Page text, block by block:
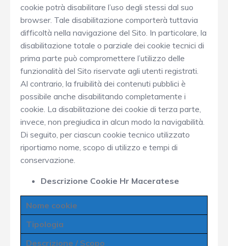
cookie potrà disabilitare l’uso degli stessi dal suo
browser. Tale disabilitazione comporterà tuttavia
difficoltà nella navigazione del Sito. In particolare, la
disabilitazione totale o parziale dei cookie tecnici di
prima parte può compromettere l’utilizzo delle
funzionalità del Sito riservate agli utenti registrati.
Al contrario, la fruibilità dei contenuti pubblici è
possibile anche disabilitando completamente i
cookie. La disabilitazione dei cookie di terza parte,
invece, non pregiudica in alcun modo la navigabilità.
Di seguito, per ciascun cookie tecnico utilizzato
riportiamo nome, scopo di utilizzo e tempi di
conservazione.
Descrizione Cookie Hr Maceratese
Nome cookie
Tipologia
Descrizione / Scopo